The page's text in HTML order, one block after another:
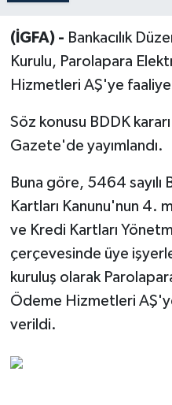
(İGFA) - Bankacılık
Kurulu, Parolapara
Hizmetleri AŞ'ye
Söz konusu BDDK
Gazete'de yayımlandı.
Buna göre, 5464 sayılı
Kartları Kanunu'nun 4.
ve Kredi Kartları
çerçevesinde üye
kuruluş olarak
Ödeme Hizmetleri
verildi.